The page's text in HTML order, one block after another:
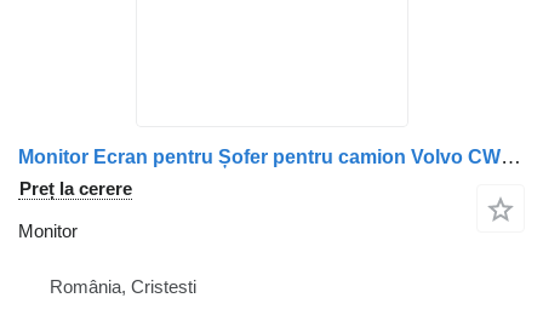
Monitor Ecran pentru Șofer pentru camion Volvo CW-635 cu Măsurător de 22 cm
Preț la cerere
Monitor
România, Cristesti